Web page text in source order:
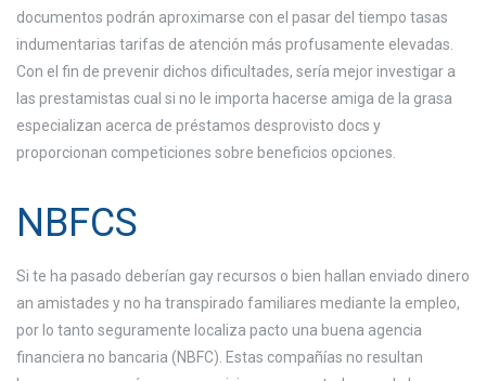
documentos podrán aproximarse con el pasar del tiempo tasas
indumentarias tarifas de atención más profusamente elevadas.
Con el fin de prevenir dichos dificultades, serí­a mejor investigar a
las prestamistas cual si no le importa hacerse amiga de la grasa
especializan acerca de préstamos desprovisto docs y
proporcionan competiciones sobre beneficios opciones.
NBFCS
Si te ha pasado deberían gay recursos o bien hallan enviado dinero
an amistades y no ha transpirado familiares mediante la empleo,
por lo tanto seguramente localiza pacto una buena agencia
financiera no bancaria (NBFC). Estas compañías no resultan